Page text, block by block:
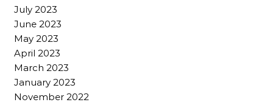
July 2023
June 2023
May 2023
April 2023
March 2023
January 2023
November 2022